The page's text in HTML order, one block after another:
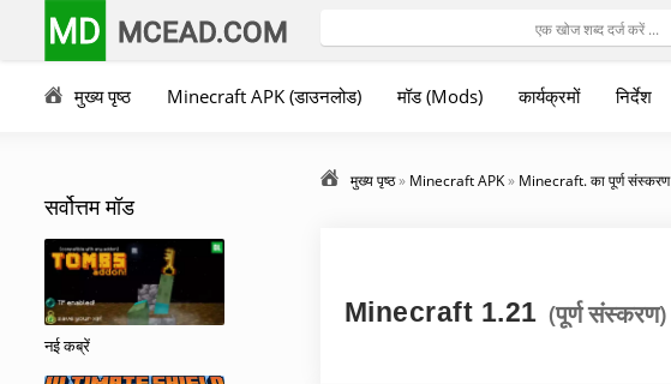
MD MCEAD.COM
मुख्य पृष्ठ Minecraft APK (डाउनलोड) मॉड (Mods) कार्यक्रमों निर्देश
सर्वोत्तम मॉड
नई कब्रें
मुख्य पृष्ठ» Minecraft APK» Minecraft. का पूर्ण संस्करण
Minecraft 1.21 (पूर्ण संस्करण)